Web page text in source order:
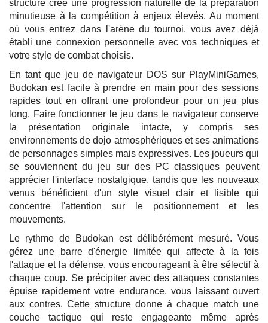
structure crée une progression naturelle de la préparation
minutieuse à la compétition à enjeux élevés. Au moment
où vous entrez dans l'arène du tournoi, vous avez déjà
établi une connexion personnelle avec vos techniques et
votre style de combat choisis.
En tant que jeu de navigateur DOS sur PlayMiniGames,
Budokan est facile à prendre en main pour des sessions
rapides tout en offrant une profondeur pour un jeu plus
long. Faire fonctionner le jeu dans le navigateur conserve
la présentation originale intacte, y compris ses
environnements de dojo atmosphériques et ses animations
de personnages simples mais expressives. Les joueurs qui
se souviennent du jeu sur des PC classiques peuvent
apprécier l'interface nostalgique, tandis que les nouveaux
venus bénéficient d'un style visuel clair et lisible qui
concentre l'attention sur le positionnement et les
mouvements.
Le rythme de Budokan est délibérément mesuré. Vous
gérez une barre d'énergie limitée qui affecte à la fois
l'attaque et la défense, vous encourageant à être sélectif à
chaque coup. Se précipiter avec des attaques constantes
épuise rapidement votre endurance, vous laissant ouvert
aux contres. Cette structure donne à chaque match une
couche tactique qui reste engageante même après